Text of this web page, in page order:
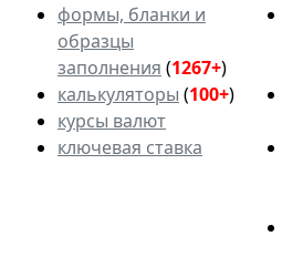
формы, бланки и
образцы
заполнения (1267+)
калькуляторы (100+)
курсы валют
ключевая ставка